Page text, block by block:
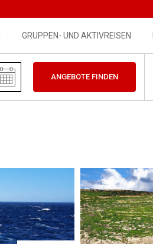
GRUPPEN- UND AKTIVREISEN
ANGEBOTE FINDEN